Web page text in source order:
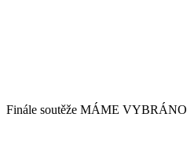
Finále soutěže MÁME VYBRÁNO